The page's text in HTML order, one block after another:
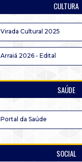
CULTURA
Virada Cultural 2025
Arraiá 2026 - Edital
SAÚDE
Portal da Saúde
SOCIAL